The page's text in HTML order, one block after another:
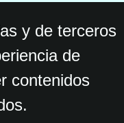
y de terceros
de
contenidos